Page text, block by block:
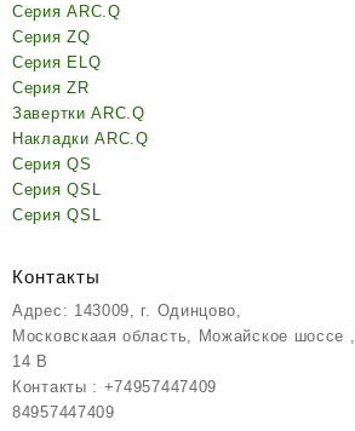
Серия ARC.Q
Серия ZQ
Серия ELQ
Серия ZR
Завертки ARC.Q
Накладки ARC.Q
Серия QS
Серия QSL
Серия QSL
Контакты
Адрес: 143009, г. Одинцово,
Московскаая область, Можайское шоссе ,
14 В
Контакты : +74957447409
84957447409